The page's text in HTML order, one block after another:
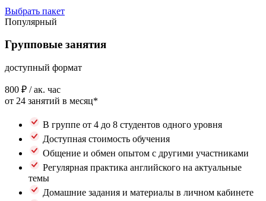
Выбрать пакет
Популярный
Групповые занятия
доступный формат
800 ₽ / ак. час
от 24 занятий в месяц*
В группе от 4 до 8 студентов одного уровня
Доступная стоимость обучения
Общение и обмен опытом с другими участниками
Регулярная практика английского на актуальные
темы
Домашние задания и материалы в личном кабинете